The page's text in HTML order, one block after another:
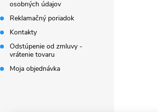
osobných údajov
Reklamačný poriadok
Kontakty
Odstúpenie od zmluvy -
vrátenie tovaru
Moja objednávka